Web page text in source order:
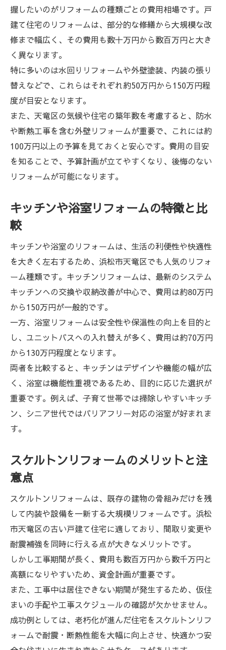
握したいのがリフォームの種類ごとの費用相場です。戸
建て住宅のリフォームは、部分的な修繕から大規模な改
修まで幅広く、その費用も数十万円から数百万円と大き
く異なります。
特に多いのは水回りリフォームや外壁塗装、内装の張り
替えなどで、これらはそれぞれ約50万円から150万円程
度が目安となります。
また、天竜区の気候や住宅の築年数を考慮すると、防水
や断熱工事を含む外壁リフォームが重要で、これには約
100万円以上の予算を見ておくと安心です。費用の目安
を知ることで、予算計画が立てやすくなり、後悔のない
リフォームが可能になります。
キッチンや浴室リフォームの特徴と比
較
キッチンや浴室のリフォームは、生活の利便性や快適性
を大きく左右するため、浜松市天竜区でも人気のリフォ
ーム種類です。キッチンリフォームは、最新のシステム
キッチンへの交換や収納改善が中心で、費用は約80万円
から150万円が一般的です。
一方、浴室リフォームは安全性や保温性の向上を目的と
し、ユニットバスへの入れ替えが多く、費用は約70万円
から130万円程度となります。
両者を比較すると、キッチンはデザインや機能の幅が広
く、浴室は機能性重視であるため、目的に応じた選択が
重要です。例えば、子育て世帯では掃除しやすいキッチ
ン、シニア世代ではバリアフリー対応の浴室が好まれま
す。
スケルトンリフォームのメリットと注
意点
スケルトンリフォームは、既存の建物の骨組みだけを残
して内装や設備を一新する大規模リフォームです。浜松
市天竜区の古い戸建て住宅に適しており、間取り変更や
耐震補強を同時に行える点が大きなメリットです。
しかし工事期間が長く、費用も数百万円から数千万円と
高額になりやすいため、資金計画が重要です。
また、工事中は居住できない期間が発生するため、仮住
まいの手配や工事スケジュールの確認が欠かせません。
成功例としては、老朽化が進んだ住宅をスケルトンリフ
ォームで耐震・断熱性能を大幅に向上させ、快適かつ安